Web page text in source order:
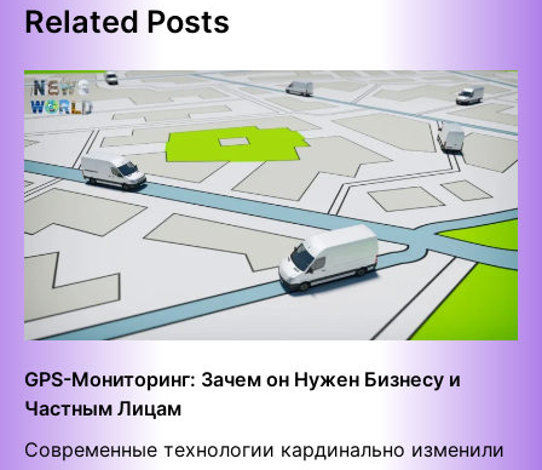
Related Posts
GPS-Мониторинг: Зачем он Нужен Бизнесу и
Частным Лицам
Современные технологии кардинально изменили